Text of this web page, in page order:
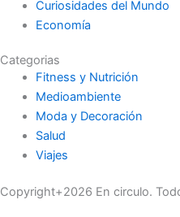
Curiosidades del Mundo
Economía
Categorias
Fitness y Nutrición
Medioambiente
Moda y Decoración
Salud
Viajes
Copyright+2026 En circulo.